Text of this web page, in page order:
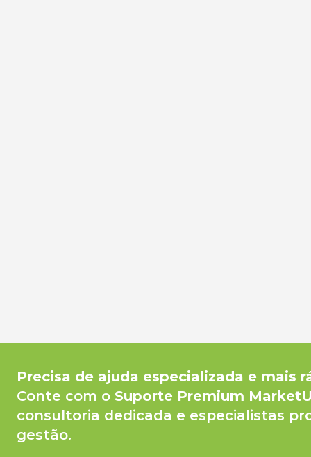
Precisa de ajuda especializada e mais
Conte com o Suporte Premium
consultoria dedicada e especialistas
gestão.